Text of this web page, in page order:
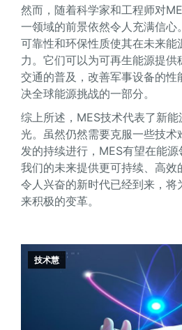
然而，随着科学家和工程师对
一领域的前景依然令人充满信心
可靠性和环保性质使其在未来能
力。它们可以为可再生能源提供
交通的普及，改善军事设备的性
决全球能源挑战的一部分。
综上所述，MES技术代表了新
光。虽然仍然需要克服一些技术
发的持续进行，MES有望在能
我们的未来提供更可持续、高效
令人兴奋的新时代已经到来，将
来积极的变革。
技术慧